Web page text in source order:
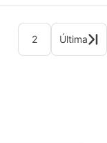
2 Última